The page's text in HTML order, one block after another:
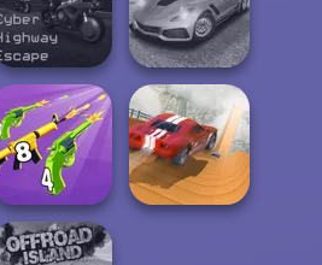
Cyber Highway
Escape
Madness Driver
Vertigo City